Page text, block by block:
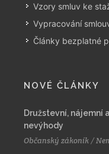
Vzory smluv ke
Vypracování
Články bezplatné
NOVÉ ČLÁNKY
Družstevní, nájemní
nevýhody
Občanský zákoník /